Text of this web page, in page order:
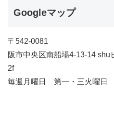
Googleマップ
〒542-
阪市中央区南船場4-13-14 shu
2f 定
毎週月曜日 第一・三火曜日